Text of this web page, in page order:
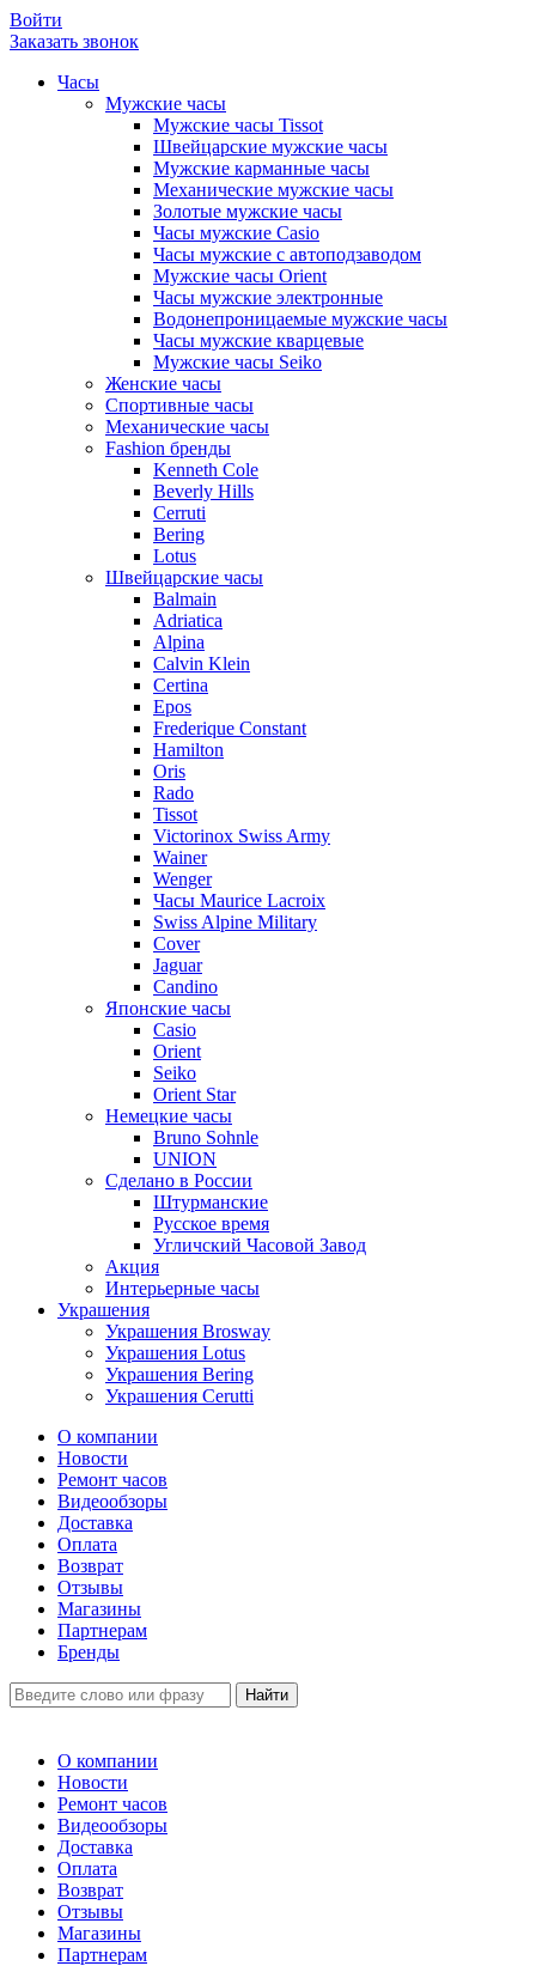
Войти
Заказать звонок
Часы
Мужские часы
Мужские часы Tissot
Швейцарские мужские часы
Мужские карманные часы
Механические мужские часы
Золотые мужские часы
Часы мужские Casio
Часы мужские с автоподзаводом
Мужские часы Orient
Часы мужские электронные
Водонепроницаемые мужские часы
Часы мужские кварцевые
Мужские часы Seiko
Женские часы
Спортивные часы
Механические часы
Fashion бренды
Kenneth Cole
Beverly Hills
Cerruti
Bering
Lotus
Швейцарские часы
Balmain
Adriatica
Alpina
Calvin Klein
Certina
Epos
Frederique Constant
Hamilton
Oris
Rado
Tissot
Victorinox Swiss Army
Wainer
Wenger
Часы Maurice Lacroix
Swiss Alpine Military
Cover
Jaguar
Candino
Японские часы
Casio
Orient
Seiko
Orient Star
Немецкие часы
Bruno Sohnle
UNION
Сделано в России
Штурманские
Русское время
Угличский Часовой Завод
Акция
Интерьерные часы
Украшения
Украшения Brosway
Украшения Lotus
Украшения Bering
Украшения Cerutti
О компании
Новости
Ремонт часов
Видеообзоры
Доставка
Оплата
Возврат
Отзывы
Магазины
Партнерам
Бренды
О компании
Новости
Ремонт часов
Видеообзоры
Доставка
Оплата
Возврат
Отзывы
Магазины
Партнерам